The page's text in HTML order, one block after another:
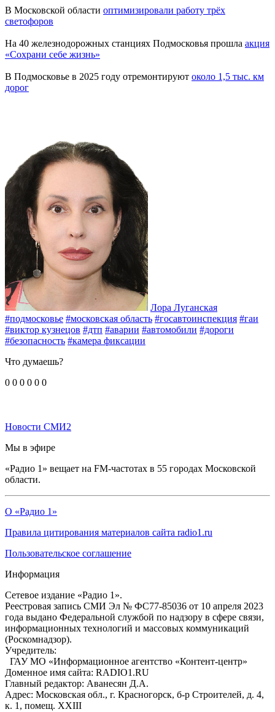
В Московской области оптимизировали работу трёх
светофоров
На 40 железнодорожных станциях Подмосковья прошла акция
«Сохрани себе жизнь»
В Подмосковье в 2025 году отремонтируют около 1,5 тыс. км
дорог
Лора Луганская
#подмосковье #московская область #госавтоинспекция #гаи
#виктор кузнецов #дтп #аварии #автомобили #дороги
#безопасность #камера фиксации
Что думаешь?
0 0 0 0 0 0
Новости СМИ2
Мы в эфире
«Радио 1» вещает на FM-частотах в 55 городах Московской
области.
О «Радио 1»
Правила цитирования материалов сайта radio1.ru
Пользовательское соглашение
Информация
Сетевое издание «Радио 1».
Реестровая запись СМИ Эл № ФС77-85036 от 10 апреля 2023
года выдано Федеральной службой по надзору в сфере связи,
информационных технологий и массовых коммуникаций
(Роскомнадзор).
Учредитель:
ГАУ МО «Информационное агентство «Контент-центр»
Доменное имя сайта: RADIO1.RU
Главный редактор: Аванесян Д.А.
Адрес: Московская обл., г. Красногорск, б-р Строителей, д. 4,
к. 1, помещ. XXIII